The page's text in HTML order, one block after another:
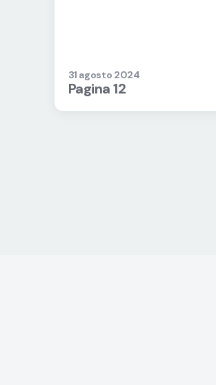
31 agosto 2024
Pagina 12